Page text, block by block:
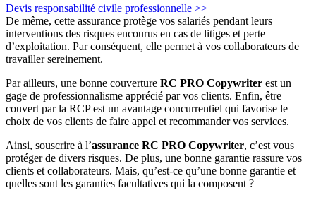
Devis responsabilité civile professionnelle >>
De même, cette assurance protège vos salariés pendant leurs
interventions des risques encourus en cas de litiges et perte
d’exploitation. Par conséquent, elle permet à vos collaborateurs de
travailler sereinement.
Par ailleurs, une bonne couverture RC PRO Copywriter est un
gage de professionnalisme apprécié par vos clients. Enfin, être
couvert par la RCP est un avantage concurrentiel qui favorise le
choix de vos clients de faire appel et recommander vos services.
Ainsi, souscrire à l’assurance RC PRO Copywriter, c’est vous
protéger de divers risques. De plus, une bonne garantie rassure vos
clients et collaborateurs. Mais, qu’est-ce qu’une bonne garantie et
quelles sont les garanties facultatives qui la composent ?